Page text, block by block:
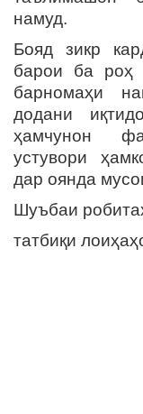
намуд.
Бояд зикр
барои ба роҳ
барномаҳи
додани
ҳамчунон
устувори
дар оянда
Шуъбаи
татбиқи